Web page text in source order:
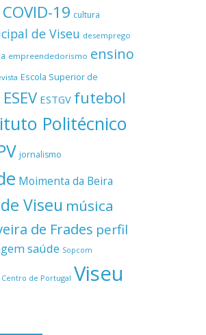
COVID-19 cultura
de Viseu desemprego
empreendedorismo ensino
Escola Superior de
ESEV ESTGV futebol
Politécnico
jornalismo
Moimenta da Beira
Viseu música
de Frades perfil
saúde Sopcom
de Portugal Viseu